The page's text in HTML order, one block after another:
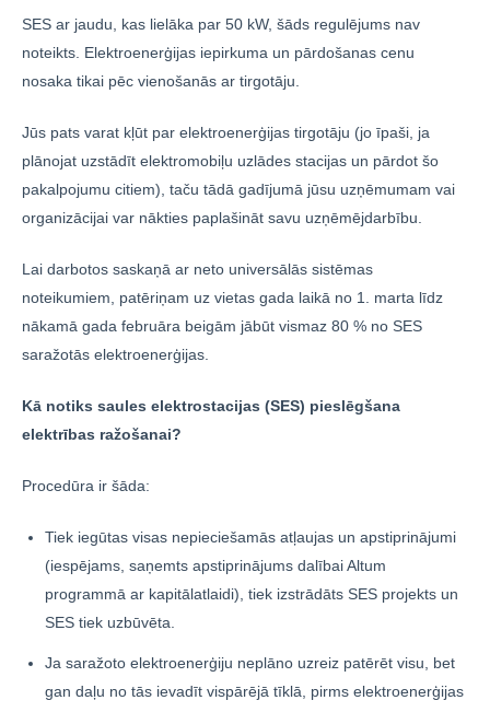
SES ar jaudu, kas lielāka par 50 kW, šāds regulējums nav
noteikts. Elektroenerģijas iepirkuma un pārdošanas cenu
nosaka tikai pēc vienošanās ar tirgotāju.
Jūs pats varat kļūt par elektroenerģijas tirgotāju (jo īpaši, ja
plānojat uzstādīt elektromobiļu uzlādes stacijas un pārdot šo
pakalpojumu citiem), taču tādā gadījumā jūsu uzņēmumam vai
organizācijai var nākties paplašināt savu uzņēmējdarbību.
Lai darbotos saskaņā ar neto universālās sistēmas
noteikumiem, patēriņam uz vietas gada laikā no 1. marta līdz
nākamā gada februāra beigām jābūt vismaz 80 % no SES
saražotās elektroenerģijas.
Kā notiks saules elektrostacijas (SES) pieslēgšana
elektrības ražošanai?
Procedūra ir šāda:
Tiek iegūtas visas nepieciešamās atļaujas un apstiprinājumi
(iespējams, saņemts apstiprinājums dalībai Altum
programmā ar kapitālatlaidi), tiek izstrādāts SES projekts un
SES tiek uzbūvēta.
Ja saražoto elektroenerģiju neplāno uzreiz patērēt visu, bet
gan daļu no tās ievadīt vispārējā tīklā, pirms elektroenerģijas